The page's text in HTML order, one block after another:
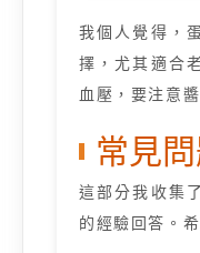
我個人覺得，
擇，尤其適合
血壓，要注意
常見
這部分我收集
的經驗回答。